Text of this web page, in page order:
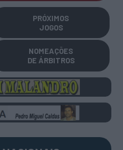
PRÓXIMOS
JOGOS
NOMEAÇÕES
DE ÁRBITROS